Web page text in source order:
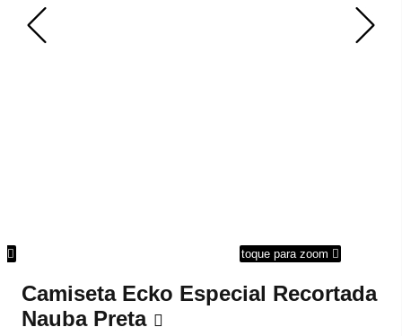
toque para zoom
Camiseta Ecko Especial Recortada
Nauba Preta